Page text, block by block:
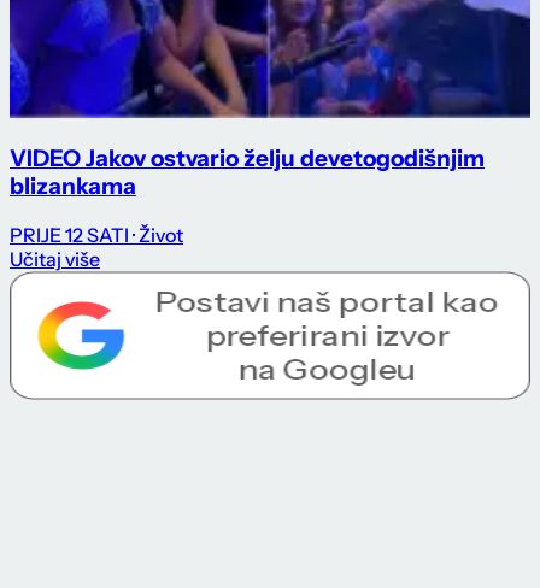
VIDEO Jakov ostvario želju devetogodišnjim
blizankama
PRIJE 12 SATI · Život
Učitaj više